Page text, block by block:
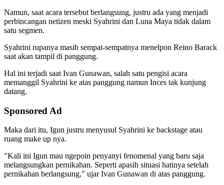
Namun, saat acara tersebut berlangsung, justru ada yang menjadi
perbincangan netizen meski Syahrini dan Luna Maya tidak dalam
satu segmen.
Syahrini rupanya masih sempat-sempatnya menelpon Reino Barack
saat akan tampil di panggung.
Hal ini terjadi saat Ivan Gunawan, salah satu pengisi acara
memanggil Syahrini ke atas panggung namun Inces tak kunjung
datang.
Sponsored Ad
Maka dari itu, Igun justru menyusul Syahrini ke backstage atau
ruang make up nya.
"Kali ini Igun mau ngepoin penyanyi fenomenal yang baru saja
melangsungkan pernikahan. Seperti apasih situasi hatinya setelah
pernikahan berlangsung," ujar Ivan Gunawan di atas panggung.